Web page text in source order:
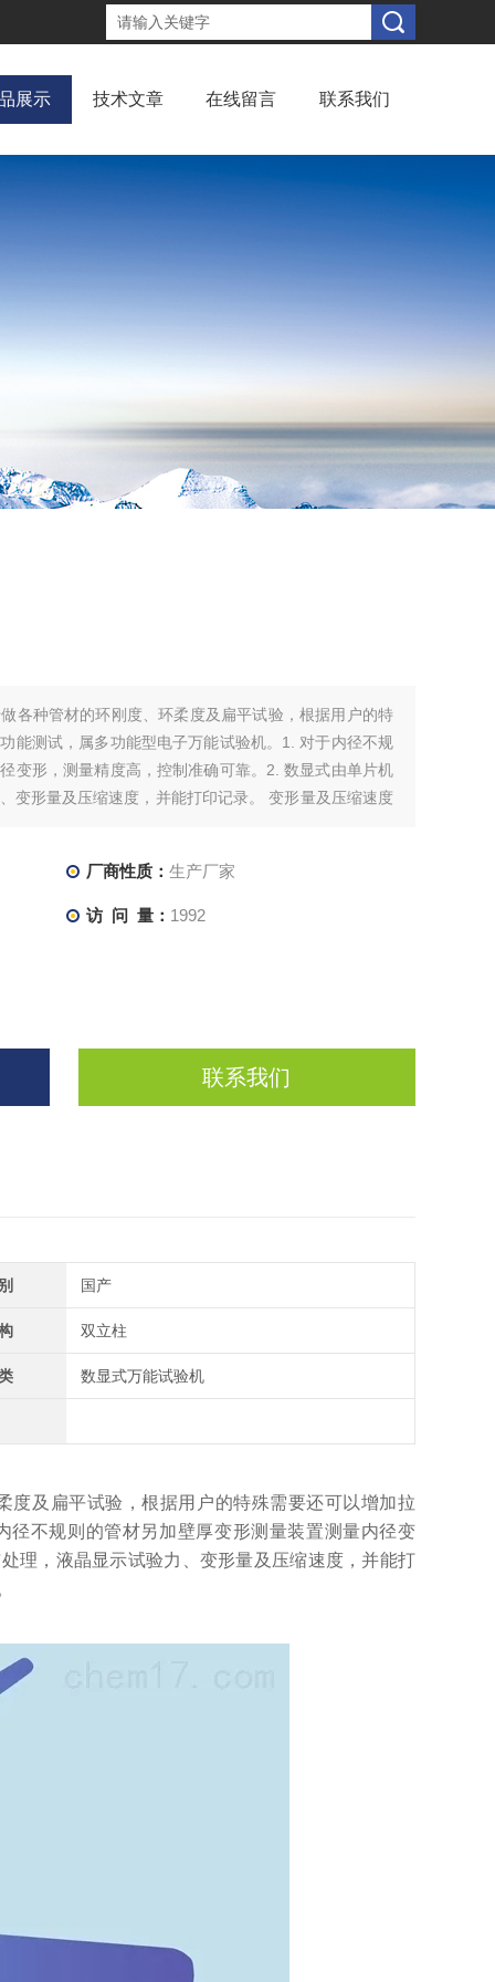
展示 技术文章 在线留言 联系我们
各种管材的环刚度、环柔度及扁平试验，根据用户的特
能测试，属多功能型电子万能试验机。1. 对于内径不规
变形，测量精度高，控制准确可靠。2. 数显式由单片机
变形量及压缩速度，并能打印记录。 变形量及压缩速度
厂商性质： 生产厂家
访 问 量： 1992
联系我们
国产
双立柱
数显式万能试验机
及扁平试验，根据用户的特殊需要还可以增加拉
不规则的管材另加壁厚变形测量装置测量内径变
理，液晶显示试验力、变形量及压缩速度，并能打